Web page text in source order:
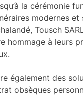
la cérémonie
modernes et
Tousch
hommage à leurs
également des
obsèques